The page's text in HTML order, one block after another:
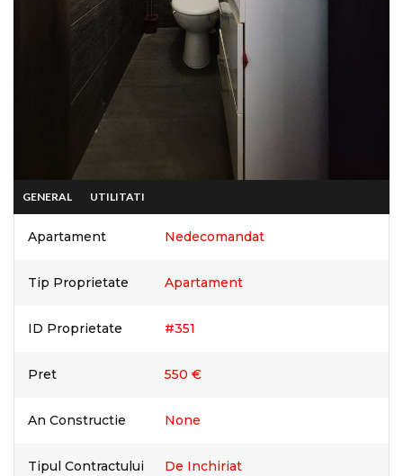
GENERAL UTILITATI
Apartament Nedecomandat
Tip Proprietate Apartament
ID Proprietate #351
Pret 550 €
An Constructie None
Tipul Contractului De Inchiriat